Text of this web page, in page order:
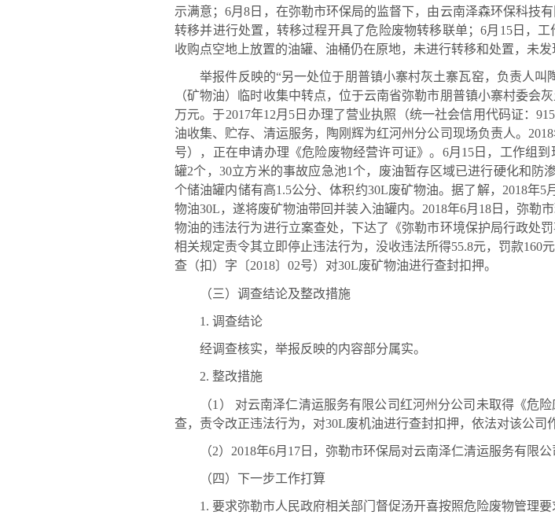
示满意；6月8日，在弥勒市环保局的监督下，由云南泽森环保科技
转移并进行处置，转移过程开具了危险废物转移联单；6月15日，
收购点空地上放置的油罐、油桶仍在原地，未进行转移和处置，未发
举报件反映的“另一处位于朋普镇小寨村灰土寨瓦窑，负责人叫
（矿物油）临时收集中转点，位于云南省弥勒市朋普镇小寨村委会
万元。于2017年12月5日办理了营业执照（统一社会信用代码证：
油收集、贮存、清运服务，陶刚辉为红河州分公司现场负责人。
号），正在申请办理《危险废物经营许可证》。6月15日，工作组
罐2个，30立方米的事故应急池1个，废油暂存区域已进行硬化和防
个储油罐内储有高1.5公分、体积约30L废矿物油。据了解，2018年
物油30L，遂将废矿物油带回并装入油罐内。2018年6月18日，弥勒
物油的违法行为进行立案查处，下达了《弥勒市环境保护局行政处
相关规定责令其立即停止违法行为，没收违法所得55.8元，罚款160
查（扣）字〔2018〕02号）对30L废矿物油进行查封扣押。
（三）调查结论及整改措施
1. 调查结论
经调查核实，举报反映的内容部分属实。
2. 整改措施
（1） 对云南泽仁清运服务有限公司红河州分公司未取得《危险
查，责令改正违法行为，对30L废机油进行查封扣押，依法对该公司
（2）2018年6月17日，弥勒市环保局对云南泽仁清运服务有限公
（四）下一步工作打算
1. 要求弥勒市人民政府相关部门督促汤开喜按照危险废物管理要